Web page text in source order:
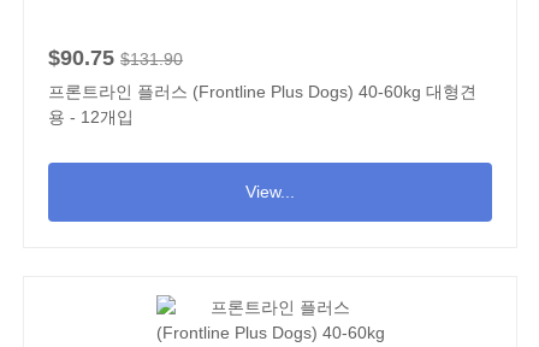
$90.75 $131.90
프론트라인 플러스 (Frontline Plus Dogs) 40-60kg 대형견
용 - 12개입
View...